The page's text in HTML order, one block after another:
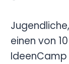
einen von
IdeenCamp